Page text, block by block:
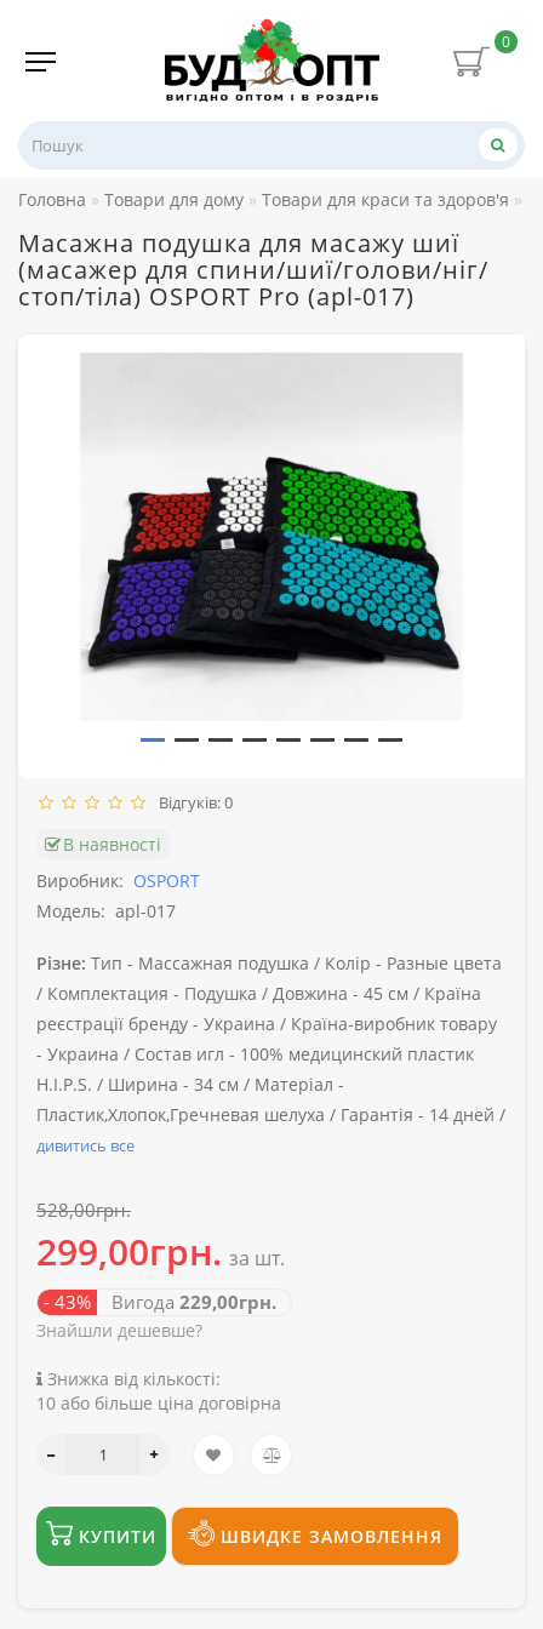
0
Головна Товари для дому Товари для краси та здоров'я
Масажна подушка для масажу шиї
(масажер для спини/шиї/голови/ніг/
стоп/тіла) OSPORT Pro (apl-017)
Відгуків: 0
В наявності
Виробник: OSPORT
Модель: apl-017
Різне: Тип - Массажная подушка / Колір - Разные цвета
/ Комплектация - Подушка / Довжина - 45 см / Країна
реєстрації бренду - Украина / Країна-виробник товару
- Украина / Состав игл - 100% медицинский пластик
H.I.P.S. / Ширина - 34 см / Матеріал -
Пластик,Хлопок,Гречневая шелуха / Гарантія - 14 дней /
дивитись все
528,00грн.
299,00грн. за шт.
- 43% Вигода 229,00грн.
Знайшли дешевше?
Знижка від кількості:
10 або більше ціна договірна
КУПИТИ ШВИДКЕ ЗАМОВЛЕННЯ